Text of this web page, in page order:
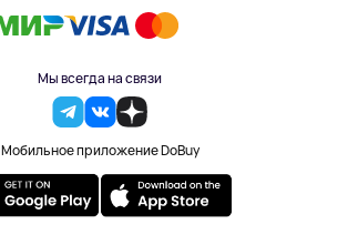
Мы всегда на связи
Мобильное приложение DoBuy